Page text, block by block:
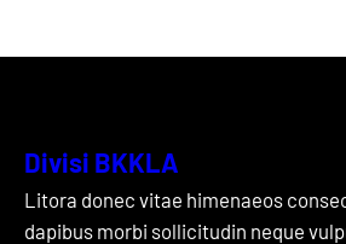
Divisi BKKLA
Litora donec vitae himenaeos
dapibus morbi sollicitudin neque